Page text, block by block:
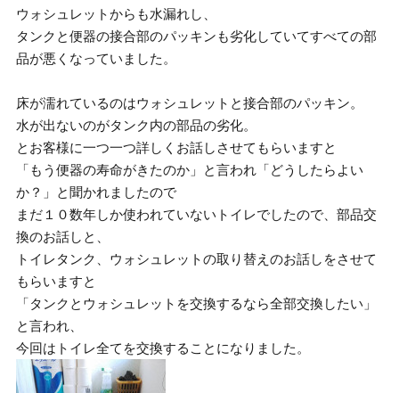
ウォシュレットからも水漏れし、
タンクと便器の接合部のパッキンも劣化していてすべての部
品が悪くなっていました。
床が濡れているのはウォシュレットと接合部のパッキン。
水が出ないのがタンク内の部品の劣化。
とお客様に一つ一つ詳しくお話しさせてもらいますと
「もう便器の寿命がきたのか」と言われ「どうしたらよい
か？」と聞かれましたので
まだ１０数年しか使われていないトイレでしたので、部品交
換のお話しと、
トイレタンク、ウォシュレットの取り替えのお話しをさせて
もらいますと
「タンクとウォシュレットを交換するなら全部交換したい」
と言われ、
今回はトイレ全てを交換することになりました。